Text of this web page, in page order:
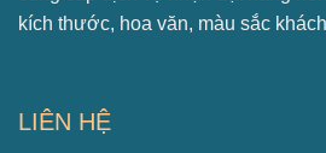
kích thước, hoa văn, màu sắc
LIÊN HỆ